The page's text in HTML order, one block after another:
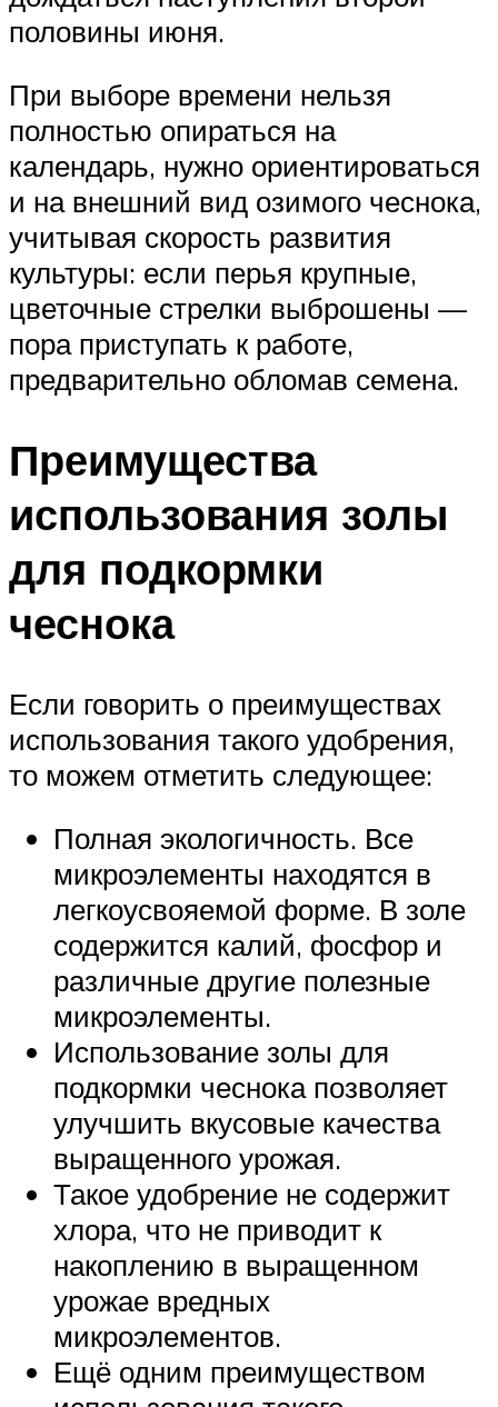
половины июня.
При выборе времени нельзя
полностью опираться на
календарь, нужно ориентироваться
и на внешний вид озимого чеснока,
учитывая скорость развития
культуры: если перья крупные,
цветочные стрелки выброшены —
пора приступать к работе,
предварительно обломав семена.
Преимущества
использования золы
для подкормки
чеснока
Если говорить о преимуществах
использования такого удобрения,
то можем отметить следующее:
Полная экологичность. Все
микроэлементы находятся в
легкоусвояемой форме. В золе
содержится калий, фосфор и
различные другие полезные
микроэлементы.
Использование золы для
подкормки чеснока позволяет
улучшить вкусовые качества
выращенного урожая.
Такое удобрение не содержит
хлора, что не приводит к
накоплению в выращенном
урожае вредных
микроэлементов.
Ещё одним преимуществом